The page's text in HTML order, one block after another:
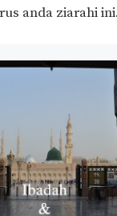
anda ziarahi ini.